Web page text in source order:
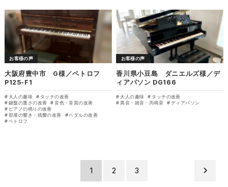
お客様の声
大阪府豊中市 G様／ペトロフ
P125-F1
大人の趣味
タッチの改善
鍵盤の重さの改善
音色・音質の改善
ピアノの鳴りの改善
部屋の響き・残響の改善
ペダルの改善
ペトロフ
お客様の声
香川県小豆島 ダニエルズ様／デ
ィアパソン DG166
大人の趣味
タッチの改善
異音・雑音・共鳴音
ディアパソン
1 2 3